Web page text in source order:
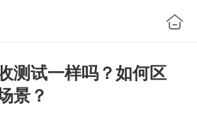
测试一样吗？如何区
景？